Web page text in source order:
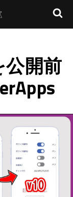
開前